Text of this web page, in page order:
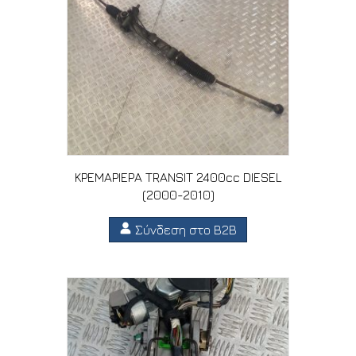
ΚΡΕΜΑΡΙΕΡΑ TRANSIT 2400cc DIESEL
(2000-2010)
Σύνδεση στο B2B